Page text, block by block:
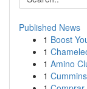
Published News
1 Boost
1
1 Amino
1